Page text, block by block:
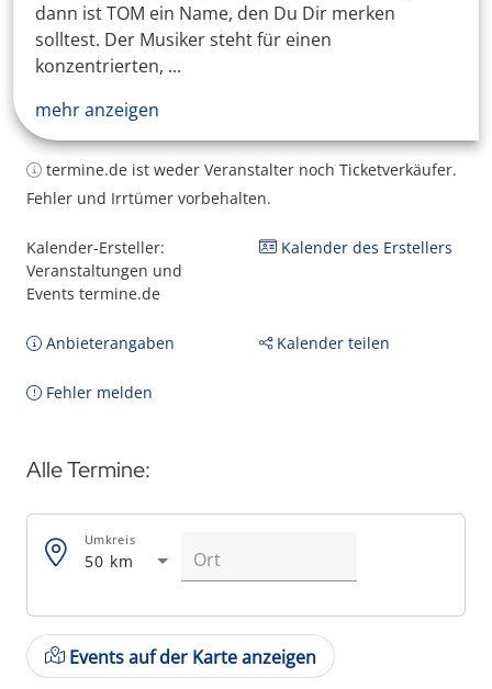
dann ist TOM ein Name, den Du Dir merken
solltest. Der Musiker steht für einen
konzentrierten, ...
mehr anzeigen
termine.de ist weder Veranstalter noch Ticketverkäufer.
Fehler und Irrtümer vorbehalten.
Kalender-Ersteller:
Veranstaltungen und
Events termine.de
Kalender des Erstellers
Anbieterangaben Kalender teilen
Fehler melden
Alle Termine:
50 km
Umkreis
Events auf der Karte anzeigen